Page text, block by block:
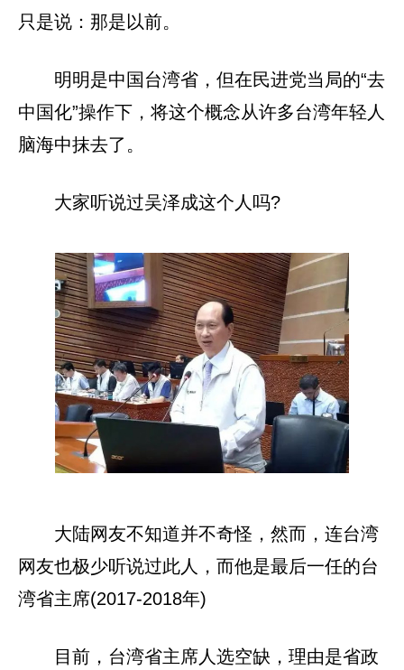
只是说：那是以前。
明明是中国台湾省，但在民进党当局的“去
中国化”操作下，将这个概念从许多台湾年轻人
脑海中抹去了。
大家听说过吴泽成这个人吗?
大陆网友不知道并不奇怪，然而，连台湾
网友也极少听说过此人，而他是最后一任的台
湾省主席(2017-2018年)
目前，台湾省主席人选空缺，理由是省政